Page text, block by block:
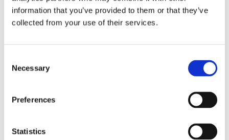
information that you’ve provided to them or that they’ve
collected from your use of their services.
Selection
Necessary
Preferences
Statistics